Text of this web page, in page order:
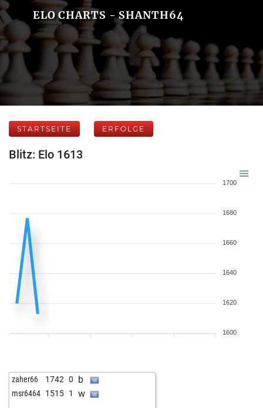
ELO CHARTS - SHANTH64
STARTSEITE ERFOLGE
Blitz: Elo 1613
1700
1680
1660
1640
1620
1600
zaher66 1742 0 b
msr6464 1515 1 w